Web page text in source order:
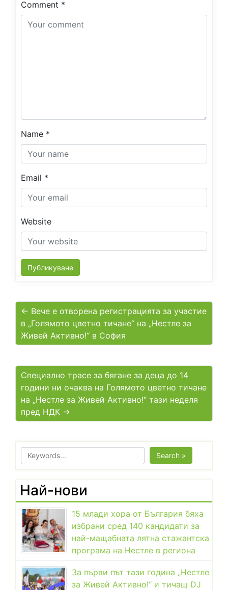
Comment *
Name *
Email *
Website
← Вече е отворена регистрацията за участие
в „Голямото цветно тичане“ на „Нестле за
Живей Активно!“ в София
Специално трасе за бягане за деца до 14
години ни очаква на Голямото цветно тичане
на „Нестле за Живей Активно!“ тази неделя
пред НДК →
Search »
Най-нови
15 млади хора от България бяха
избрани сред 140 кандидати за
най-мащабната лятна стажантска
програма на Нестле в региона
За първи път тази година „Нестле
за Живей Активно!“ и тичащ DJ